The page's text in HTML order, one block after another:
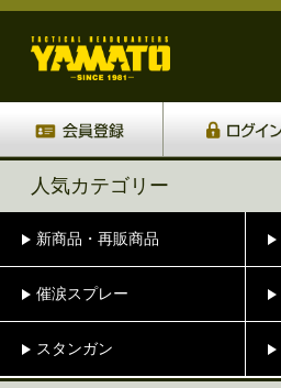
人気カテゴリー
新商品・再販商品
催涙スプレー
スタンガン